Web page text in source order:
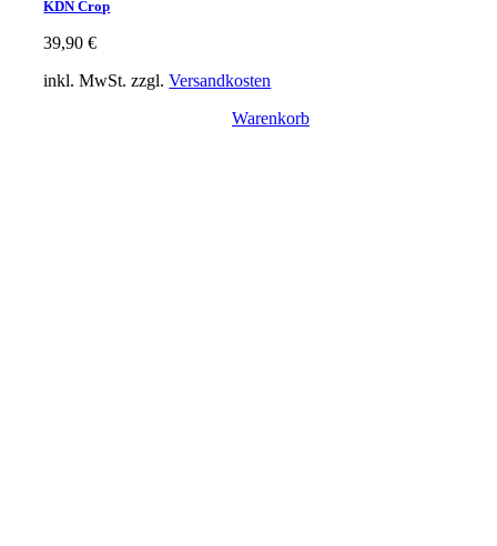
KDN Crop
39,90€
inkl. MwSt. zzgl.Versandkosten
Warenkorb